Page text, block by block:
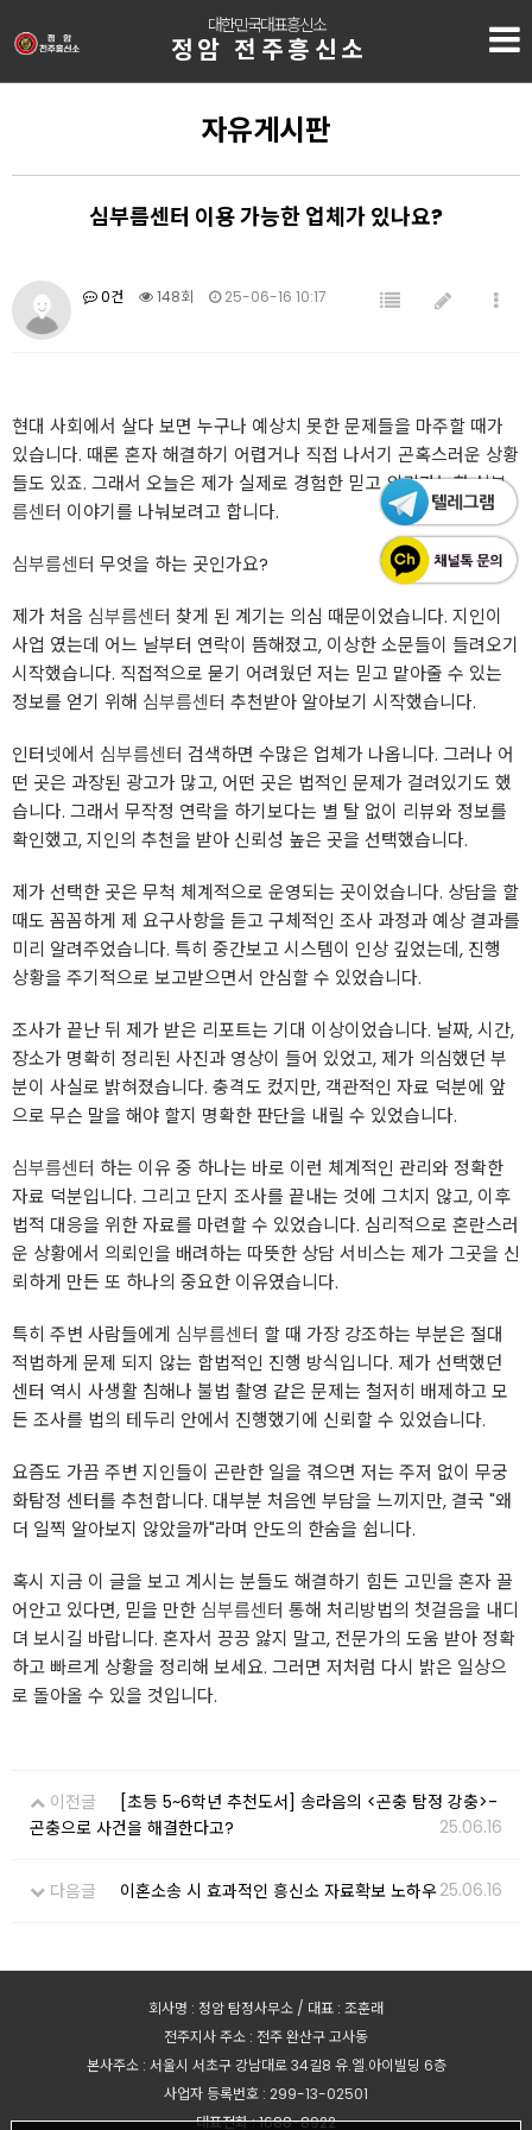
대한민국대표흥신소
정암 전주흥신소
자유게시판
심부름센터 이용 가능한 업체가 있나요?
0건 148회 25-06-16 10:17
현대 사회에서 살다 보면 누구나 예상치 못한 문제들을 마주할 때가
있습니다. 때론 혼자 해결하기 어렵거나 직접 나서기 곤혹스러운 상황
들도 있죠. 그래서 오늘은 제가 실제로 경험한 믿고 의뢰가능한심부
름센터 이야기를 나눠보려고 합니다.
심부름센터 무엇을 하는 곳인가요?
제가 처음 심부름센터 찾게 된 계기는 의심 때문이었습니다. 지인이
사업 였는데 어느 날부터 연락이 뜸해졌고, 이상한 소문들이 들려오기
시작했습니다. 직접적으로 묻기 어려웠던 저는 믿고 맡아줄 수 있는
정보를 얻기 위해 심부름센터 추천받아 알아보기 시작했습니다.
인터넷에서 심부름센터 검색하면 수많은 업체가 나옵니다. 그러나 어
떤 곳은 과장된 광고가 많고, 어떤 곳은 법적인 문제가 걸려있기도 했
습니다. 그래서 무작정 연락을 하기보다는 별 탈 없이 리뷰와 정보를
확인했고, 지인의 추천을 받아 신뢰성 높은 곳을 선택했습니다.
제가 선택한 곳은 무척 체계적으로 운영되는 곳이었습니다. 상담을 할
때도 꼼꼼하게 제 요구사항을 듣고 구체적인 조사 과정과 예상 결과를
미리 알려주었습니다. 특히 중간보고 시스템이 인상 깊었는데, 진행
상황을 주기적으로 보고받으면서 안심할 수 있었습니다.
조사가 끝난 뒤 제가 받은 리포트는 기대 이상이었습니다. 날짜, 시간,
장소가 명확히 정리된 사진과 영상이 들어 있었고, 제가 의심했던 부
분이 사실로 밝혀졌습니다. 충격도 컸지만, 객관적인 자료 덕분에 앞
으로 무슨 말을 해야 할지 명확한 판단을 내릴 수 있었습니다.
심부름센터 하는 이유 중 하나는 바로 이런 체계적인 관리와 정확한
자료 덕분입니다. 그리고 단지 조사를 끝내는 것에 그치지 않고, 이후
법적 대응을 위한 자료를 마련할 수 있었습니다. 심리적으로 혼란스러
운 상황에서 의뢰인을 배려하는 따뜻한 상담 서비스는 제가 그곳을 신
뢰하게 만든 또 하나의 중요한 이유였습니다.
특히 주변 사람들에게 심부름센터 할 때 가장 강조하는 부분은 절대
적법하게 문제 되지 않는 합법적인 진행 방식입니다. 제가 선택했던
센터 역시 사생활 침해나 불법 촬영 같은 문제는 철저히 배제하고 모
든 조사를 법의 테두리 안에서 진행했기에 신뢰할 수 있었습니다.
요즘도 가끔 주변 지인들이 곤란한 일을 겪으면 저는 주저 없이 무궁
화탐정 센터를 추천합니다. 대부분 처음엔 부담을 느끼지만, 결국 "왜
더 일찍 알아보지 않았을까"라며 안도의 한숨을 쉽니다.
혹시 지금 이 글을 보고 계시는 분들도 해결하기 힘든 고민을 혼자 끌
어안고 있다면, 믿을 만한 심부름센터 통해 처리방법의 첫걸음을 내디
뎌 보시길 바랍니다. 혼자서 끙끙 앓지 말고, 전문가의 도움 받아 정확
하고 빠르게 상황을 정리해 보세요. 그러면 저처럼 다시 밝은 일상으
로 돌아올 수 있을 것입니다.
이전글
[초등 5~6학년 추천도서] 송라음의 <곤충 탐정 강충>-
곤충으로 사건을 해결한다고?
25.06.16
다음글 이혼소송 시 효과적인 흥신소 자료확보 노하우25.06.16
회사명 : 정암 탐정사무소 / 대표 : 조훈래
전주지사 주소 : 전주 완산구 고사동
본사주소 : 서울시 서초구 강남대로 34길8 유.엘.아이빌딩 6층
사업자 등록번호 : 299-13-02501
대표전화 : 1688-8922